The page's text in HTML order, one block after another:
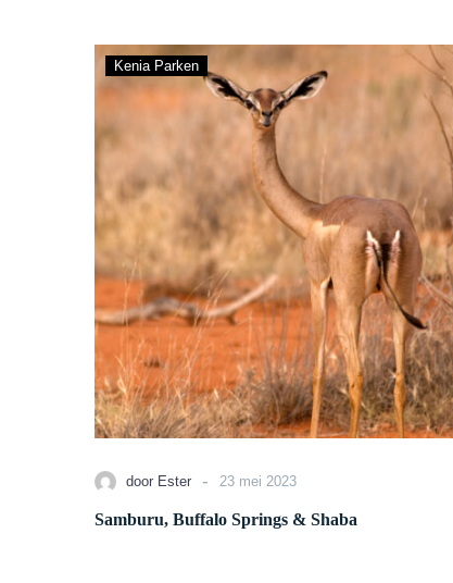
Buffalo
Springs
Shaba
Kenia Parken
door Ester - 23 mei 2023
Samburu, Buffalo Springs & Shaba